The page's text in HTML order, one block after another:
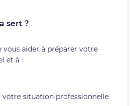
sert ?
vous aider à préparer votre
et à :
votre situation professionnelle